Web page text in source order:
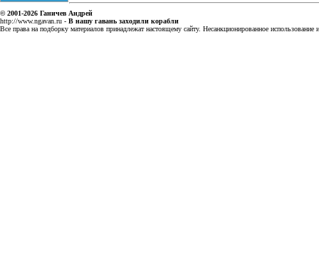
© 2001-2026 Ганичев Андрей
http://www.ngavan.ru - В нашу гавань заходили корабли
Все права на подборку материалов принадлежат настоящему сайту. Несанкционированное